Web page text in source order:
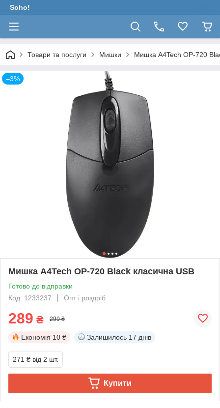
Soho!
Товари та послуги Мишки Мишка A4Tech OP-720
–3%
Мишка A4Tech OP-720 Black класична USB
Готово до відправки
Код: 1233237
Опт і роздріб
289 ₴ 299 ₴
Економія 10 ₴ Залишилось 17 днів
271 ₴ від 2 шт.
Купити